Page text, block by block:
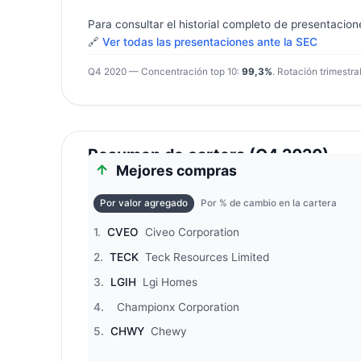
Para consultar el historial completo de
🔗 Ver todas las presentaciones ante la SEC
Q4 2020 — Concentración top 10: 99,3%. Rotación
Resumen de cartera (Q4 2020)
Mejores compras
Por valor agregado Por % de cambio en la cartera
1. CVEO
Civeo Corporation
2. TECK Teck Resources Limited
3.
LGIH
Lgi Homes
4.
Championx Corporation
5. CHWY Chewy